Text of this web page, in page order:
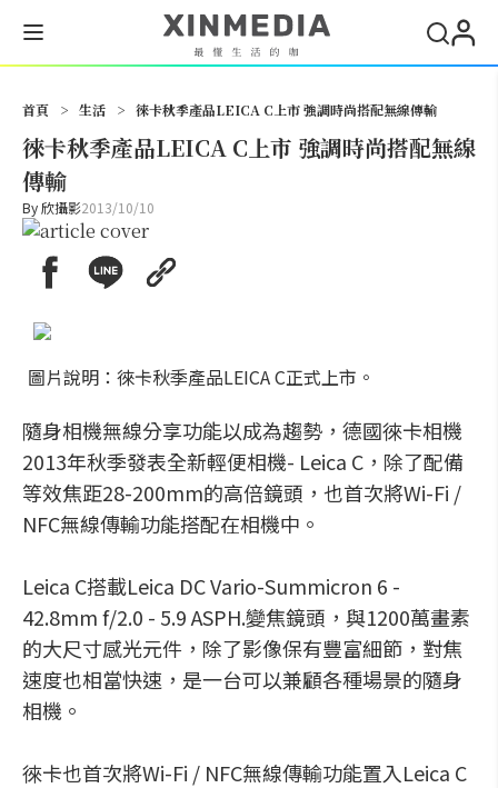
首頁 > 生活 > 徠卡秋季產品LEICA C上市 強調時尚搭配無線傳輸
徠卡秋季產品LEICA C上市 強調時尚搭配無線
傳輸
By欣攝影2013/10/10
圖片說明：徠卡秋季產品LEICA C正式上市。
隨身相機無線分享功能以成為趨勢，德國徠卡相機
2013年秋季發表全新輕便相機- Leica C，除了配備
等效焦距28-200mm的高倍鏡頭，也首次將Wi-Fi /
NFC無線傳輸功能搭配在相機中。
Leica C搭載Leica DC Vario-Summicron 6 -
42.8mm f/2.0 - 5.9 ASPH.變焦鏡頭，與1200萬畫素
的大尺寸感光元件，除了影像保有豐富細節，對焦
速度也相當快速，是一台可以兼顧各種場景的隨身
相機。
徠卡也首次將Wi-Fi / NFC無線傳輸功能置入Leica C